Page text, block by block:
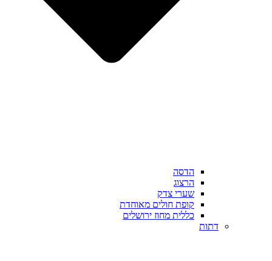
הדסה
הרצוג
שערי צדק
קופת חולים מאוחדת
כללית מחוז ירושלים
דתות